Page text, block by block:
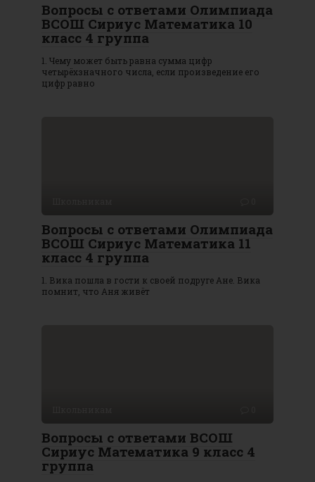
Вопросы с ответами Олимпиада
ВСОШ Сириус Математика 10
класс 4 группа
1. Чему может быть равна сумма цифр
четырёхзначного числа, если произведение его
цифр равно
Вопросы с ответами Олимпиада
ВСОШ Сириус Математика 11
класс 4 группа
1. Вика пошла в гости к своей подруге Ане. Вика
помнит, что Аня живёт
Вопросы с ответами ВСОШ
Сириус Математика 9 класс 4
группа